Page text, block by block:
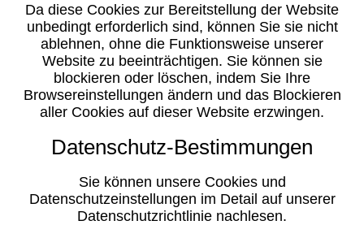
Da diese Cookies zur Bereitstellung der Website
unbedingt erforderlich sind, können Sie sie nicht
ablehnen, ohne die Funktionsweise unserer
Website zu beeinträchtigen. Sie können sie
blockieren oder löschen, indem Sie Ihre
Browsereinstellungen ändern und das Blockieren
aller Cookies auf dieser Website erzwingen.
Datenschutz-Bestimmungen
Sie können unsere Cookies und
Datenschutzeinstellungen im Detail auf unserer
Datenschutzrichtlinie nachlesen.